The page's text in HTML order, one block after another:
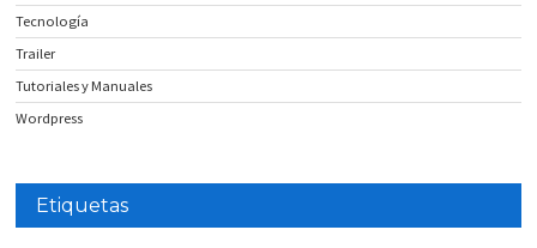
Tecnología
Trailer
Tutoriales y Manuales
Wordpress
Etiquetas